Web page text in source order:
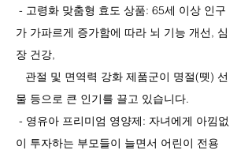
- 고령화 맞춤형 효도 상품: 65세 이상 인구
가 가파르게 증가함에 따라 뇌 기능 개선, 심
장 건강,
관절 및 면역력 강화 제품군이 명절(똇) 선
물 등으로 큰 인기를 끌고 있습니다.
- 영유아 프리미엄 영양제: 자녀에게 아낌없
이 투자하는 부모들이 늘면서 어린이 전용